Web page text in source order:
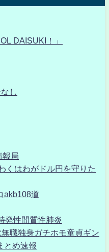
DAISUKI！」
し
報局
くはわがドル円を守りた
akb108道
発性間質性肺炎
職独身ガチホモ童貞ギン
とめ速報